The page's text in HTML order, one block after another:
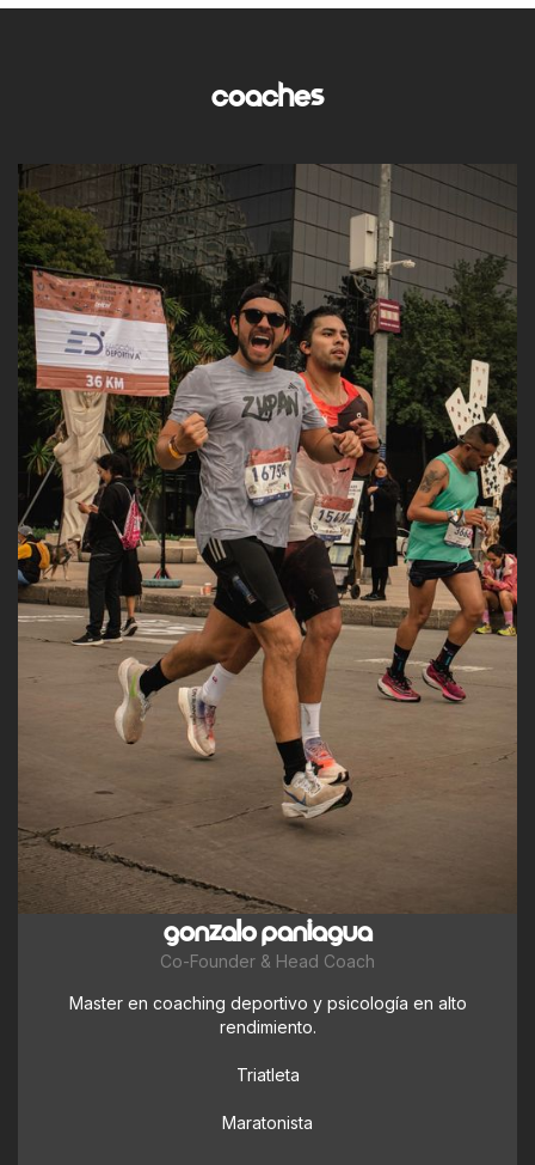
COACHES
GONZALO PANIAGUA
Co-Founder & Head Coach
Master en coaching deportivo y psicología en alto
rendimiento.
Triatleta
Maratonista